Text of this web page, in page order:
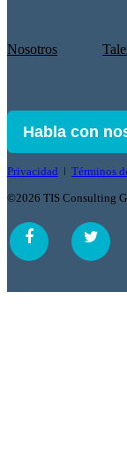
Nosotros
Habla con
Privacidad ǀ Términos
©2026 TIS Consulting